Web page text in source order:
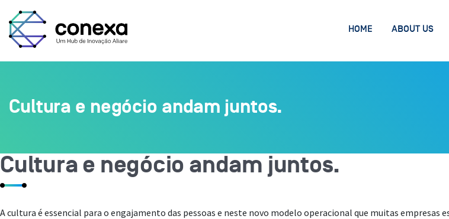
HOME ABOUT US
Cultura e negócio andam juntos.
Cultura e negócio andam juntos.
A cultura é essencial para o engajamento das pessoas e neste novo modelo operacional que muitas